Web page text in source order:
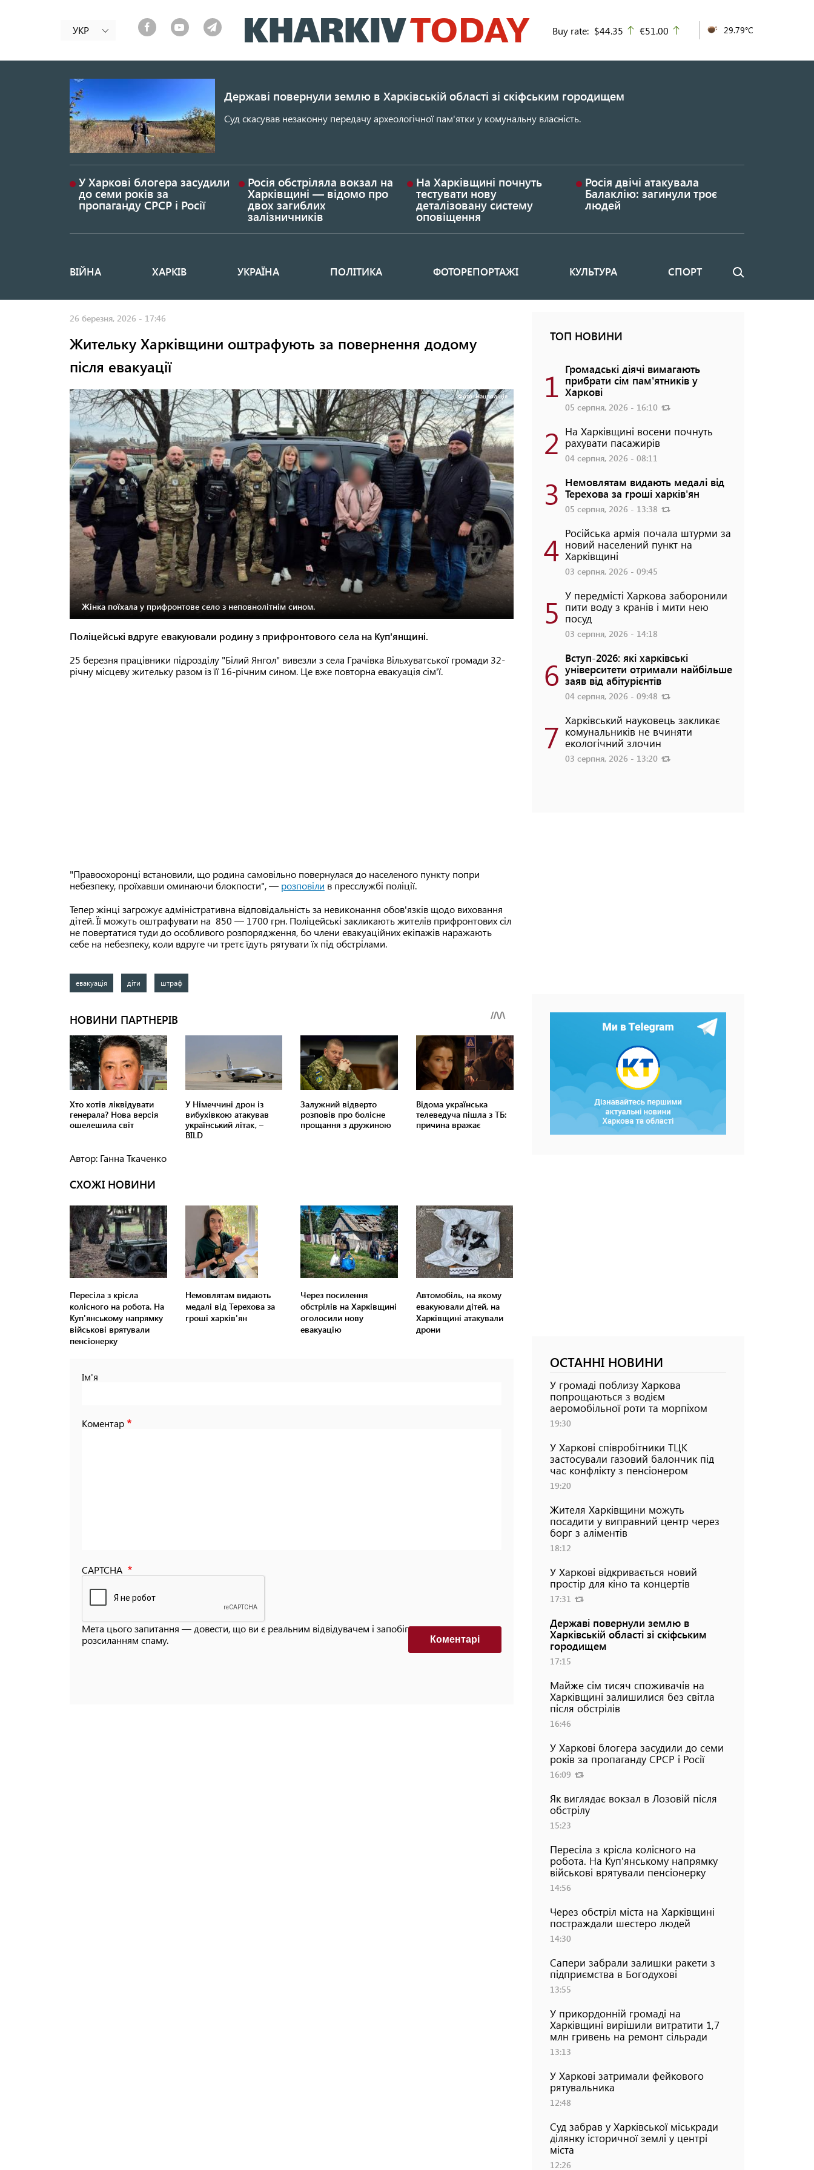
до
основного
УКР Buy rate: $44.35 up
€51.00 29.79°C
Державі повернули землю в Харківській області зі скіфським городищем
Суд скасував незаконну передачу археологічної пам'ятки у комунальну власність.
У Харкові блогера засудили
до семи років за
пропаганду СРСР і Росії
Росія обстріляла вокзал на
Харківщині — відомо про
двох загиблих
залізничників
На Харківщині почнуть
тестувати нову
деталізовану систему
оповіщення
Росія двічі атакувала
Балаклію: загинули троє
людей
Основная
ВІЙНА ХАРКІВ УКРАЇНА ПОЛІТИКА ФОТОРЕПОРТАЖІ КУЛЬТУРА СПОРТ Пошук
26 березня, 2026 - 17:46
Жительку Харківщини оштрафують за повернення додому
після евакуації
Фото: Нацполіція
Жінка поїхала у прифронтове село з неповнолітнім сином.
Поліцейські вдруге евакуювали родину з прифронтового села на Куп'янщині.
25 березня працівники підрозділу "Білий Янгол" вивезли з села Грачівка Вільхуватської громади 32-
річну місцеву жительку разом із її 16-річним сином. Це вже повторна евакуація сім'ї.
"Правоохоронці встановили, що родина самовільно повернулася до населеного пункту попри
небезпеку, проїхавши оминаючи блокпости", — розповіли в пресслужбі поліції.
Тепер жінці загрожує адміністративна відповідальність за невиконання обов'язків щодо виховання
дітей. Її можуть оштрафувати на 850 — 1700 грн. Поліцейські закликають жителів прифронтових сіл
не повертатися туди до особливого розпорядження, бо члени евакуаційних екіпажів наражають
себе на небезпеку, коли вдруге чи третє їдуть рятувати їх під обстрілами.
евакуація діти штраф
Автор: Ганна Ткаченко
СХОЖІ НОВИНИ
Пересіла з крісла
колісного на робота. На
Куп'янському напрямку
військові врятували
пенсіонерку
Немовлятам видають
медалі від Терехова за
гроші харків'ян
Через посилення
обстрілів на Харківщині
оголосили нову
евакуацію
Автомобіль, на якому
евакуювали дітей, на
Харківщині атакували
дрони
Ім'я
Коментар
CAPTCHA
Мета цього запитання — довести, що ви є реальним відвідувачем і запобігти автоматизованим
розсиланням спаму.
Коментарi
ТОП НОВИНИ
1 Громадські діячі вимагають
прибрати сім пам'ятників у
Харкові
05 серпня, 2026 - 16:10
2 На Харківщині восени почнуть
рахувати пасажирів
04 серпня, 2026 - 08:11
3 Немовлятам видають медалі від
Терехова за гроші харків'ян
05 серпня, 2026 - 13:38
4 Російська армія почала штурми за
новий населений пункт на
Харківщині
03 серпня, 2026 - 09:45
5 У передмісті Харкова заборонили
пити воду з кранів і мити нею
посуд
03 серпня, 2026 - 14:18
6 Вступ-2026: які харківські
університети отримали найбільше
заяв від абітурієнтів
04 серпня, 2026 - 09:48
7 Харківський науковець закликає
комунальників не вчиняти
екологічний злочин
03 серпня, 2026 - 13:20
ОСТАННІ НОВИНИ
У громаді поблизу Харкова
попрощаються з водієм
аеромобільної роти та морпіхом
19:30
У Харкові співробітники ТЦК
застосували газовий балончик під
час конфлікту з пенсіонером
19:20
Жителя Харківщини можуть
посадити у виправний центр через
борг з аліментів
18:12
У Харкові відкривається новий
простір для кіно та концертів
17:31
Державі повернули землю в
Харківській області зі скіфським
городищем
17:15
Майже сім тисяч споживачів на
Харківщині залишилися без світла
після обстрілів
16:46
У Харкові блогера засудили до семи
років за пропаганду СРСР і Росії
16:09
Як виглядає вокзал в Лозовій після
обстрілу
15:23
Пересіла з крісла колісного на
робота. На Куп'янському напрямку
військові врятували пенсіонерку
14:56
Через обстріл міста на Харківщині
постраждали шестеро людей
14:30
Сапери забрали залишки ракети з
підприємства в Богодухові
13:55
У прикордонній громаді на
Харківщині вирішили витратити 1,7
млн гривень на ремонт сільради
13:13
У Харкові затримали фейкового
рятувальника
12:48
Суд забрав у Харківської міськради
ділянку історичної землі у центрі
міста
12:26